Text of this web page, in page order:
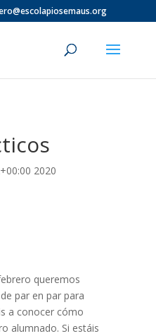
2020
queremos
par en par para
a conocer cómo
alumnado. Si estáis